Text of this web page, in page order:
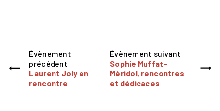
Évènement
précédent
Laurent Joly en
rencontre
Évènement suivant
Sophie Muffat-
Méridol, rencontres
et dédicaces